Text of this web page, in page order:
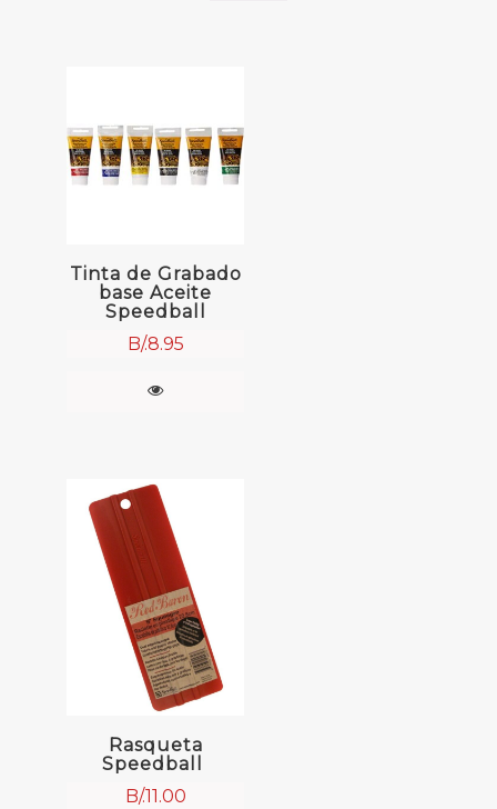
Tinta de Grabado
base Aceite
Speedball
B/.8.95
Rasqueta
Speedball
B/.11.00